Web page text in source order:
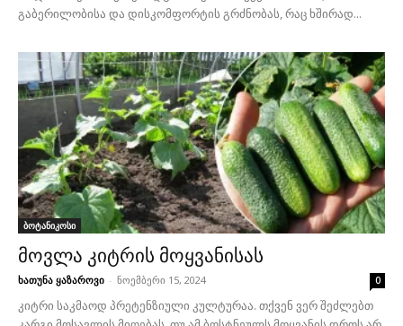
გაბერილობისა და დისკომფორტის გრძნობას, რაც ხშირად...
ბოტანიკოსი
მოვლა კიტრის მოყვანისას
ხათუნა ყაზაროვი - ნოემბერი 15, 2024 0
კიტრი საკმაოდ პრეტენზიული კულტურაა. თქვენ ვერ შეძლებთ